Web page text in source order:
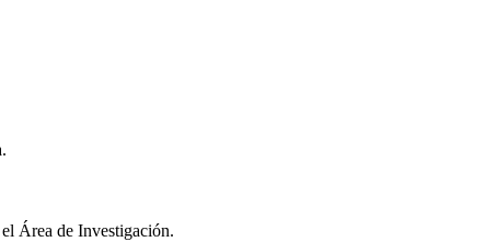
Área de Investigación.